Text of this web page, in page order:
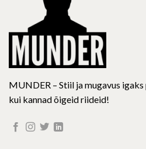
the
product
page
MUNDER – Stiil ja mugavus
kui kannad õigeid riideid!